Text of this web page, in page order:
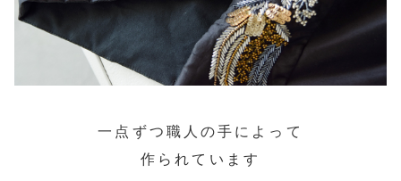
一点ずつ職人の手によって
作られています